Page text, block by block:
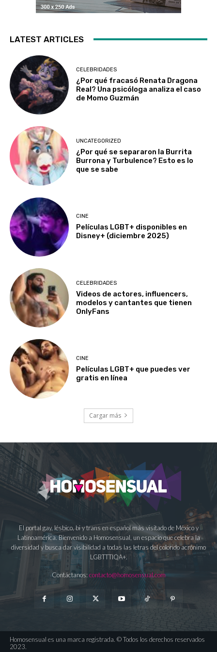
LATEST ARTICLES
CELEBRIDADES
¿Por qué fracasó Renata Dragona
Real? Una psicóloga analiza el caso
de Momo Guzmán
UNCATEGORIZED
¿Por qué se separaron la Burrita
Burrona y Turbulence? Esto es lo
que se sabe
CINE
Películas LGBT+ disponibles en
Disney+ (diciembre 2025)
CELEBRIDADES
Videos de actores, influencers,
modelos y cantantes que tienen
OnlyFans
CINE
Películas LGBT+ que puedes ver
gratis en línea
Cargar más
El portal gay, lésbico, bi y trans en español más visitado de México y
Latinoamérica. Bienvenido a Homosensual, un espacio que celebra la
diversidad y busca dar visibilidad a todas las letras del colorido acrónimo
LGBTTTIQA+.
Contáctanos: contacto@homosensual.com
Homosensual es una marca registrada. © Todos los derechos reservados
2023.